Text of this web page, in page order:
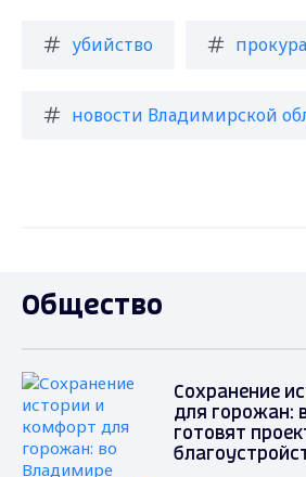
убийство
новости Владимирской
Общество
Сохранение
для горожан:
готовят